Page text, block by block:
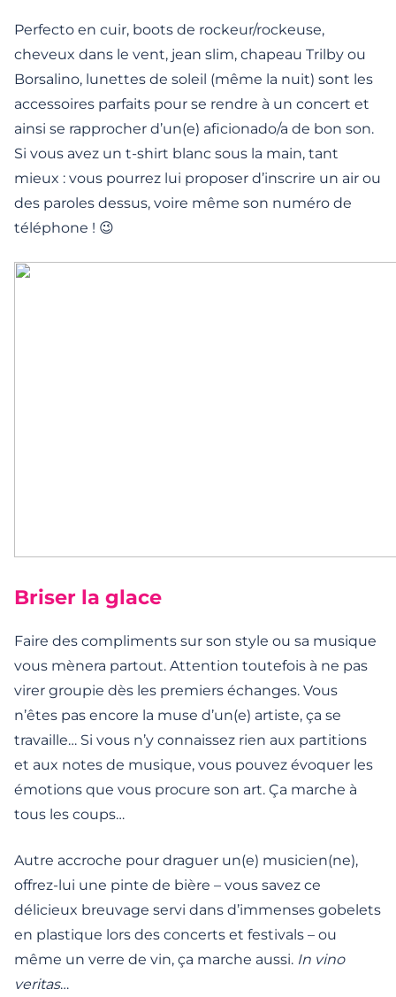
Perfecto en cuir, boots de rockeur/rockeuse,
cheveux dans le vent, jean slim, chapeau Trilby ou
Borsalino, lunettes de soleil (même la nuit) sont les
accessoires parfaits pour se rendre à un concert et
ainsi se rapprocher d’un(e) aficionado/a de bon son.
Si vous avez un t-shirt blanc sous la main, tant
mieux : vous pourrez lui proposer d’inscrire un air ou
des paroles dessus, voire même son numéro de
téléphone ! 😉
Briser la glace
Faire des compliments sur son style ou sa musique
vous mènera partout. Attention toutefois à ne pas
virer groupie dès les premiers échanges. Vous
n’êtes pas encore la muse d’un(e) artiste, ça se
travaille… Si vous n’y connaissez rien aux partitions
et aux notes de musique, vous pouvez évoquer les
émotions que vous procure son art. Ça marche à
tous les coups…
Autre accroche pour draguer un(e) musicien(ne),
offrez-lui une pinte de bière – vous savez ce
délicieux breuvage servi dans d’immenses gobelets
en plastique lors des concerts et festivals – ou
même un verre de vin, ça marche aussi. In vino
veritas…